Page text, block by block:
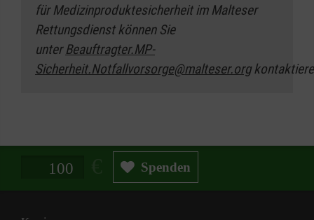
für Medizinproduktesicherheit im Malteser
Rettungsdienst können Sie
unterBeauftragter.MP-
Sicherheit.Notfallvorsorge@malteser.org
Spendenbetrag in Euro Spenden